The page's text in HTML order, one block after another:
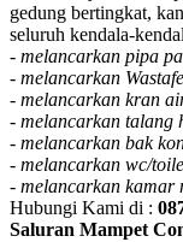
gedung bertingkat,
seluruh kendala-
- melancarkan pipa
- melancarkan
- melancarkan kran
- melancarkan talang
- melancarkan bak
- melancarkan wc/
- melancarkan kamar
Hubungi Kami di :
Saluran Mampet